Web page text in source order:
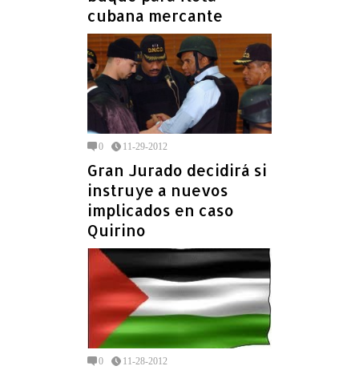
cubana mercante
0 11-29-2012
Gran Jurado decidirá si
instruye a nuevos
implicados en caso
Quirino
0 11-28-2012